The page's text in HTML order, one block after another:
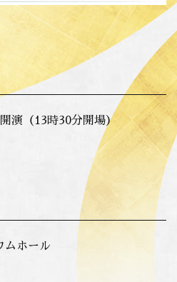
演（13時30分開場）
ホール